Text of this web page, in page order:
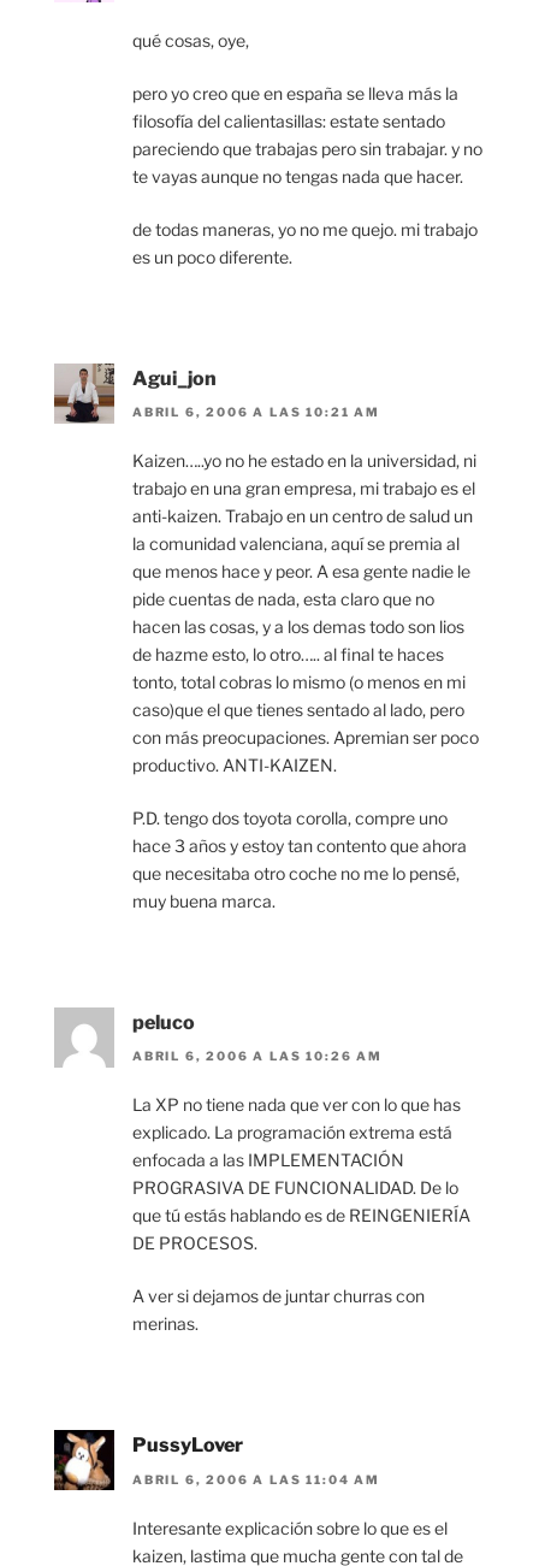
qué cosas, oye,
pero yo creo que en españa se lleva más la
filosofía del calientasillas: estate sentado
pareciendo que trabajas pero sin trabajar. y no
te vayas aunque no tengas nada que hacer.
de todas maneras, yo no me quejo. mi trabajo
es un poco diferente.
Agui_jon
ABRIL 6, 2006 A LAS 10:21 AM
Kaizen…..yo no he estado en la universidad, ni
trabajo en una gran empresa, mi trabajo es el
anti-kaizen. Trabajo en un centro de salud un
la comunidad valenciana, aquí se premia al
que menos hace y peor. A esa gente nadie le
pide cuentas de nada, esta claro que no
hacen las cosas, y a los demas todo son lios
de hazme esto, lo otro….. al final te haces
tonto, total cobras lo mismo (o menos en mi
caso)que el que tienes sentado al lado, pero
con más preocupaciones. Apremian ser poco
productivo. ANTI-KAIZEN.
P.D. tengo dos toyota corolla, compre uno
hace 3 años y estoy tan contento que ahora
que necesitaba otro coche no me lo pensé,
muy buena marca.
peluco
ABRIL 6, 2006 A LAS 10:26 AM
La XP no tiene nada que ver con lo que has
explicado. La programación extrema está
enfocada a las IMPLEMENTACIÓN
PROGRASIVA DE FUNCIONALIDAD. De lo
que tú estás hablando es de REINGENIERÍA
DE PROCESOS.
A ver si dejamos de juntar churras con
merinas.
PussyLover
ABRIL 6, 2006 A LAS 11:04 AM
Interesante explicación sobre lo que es el
kaizen, lastima que mucha gente con tal de